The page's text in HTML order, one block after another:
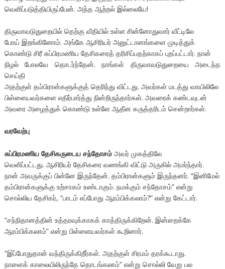
வெளிப்படுத்தியிருப்பேன். அந்த ஆற்றல் இல்லையே!
திருவாவடுதுறையில் தெற்கு வீதியில் உள்ள சின்னோதுவார் வீட்டிலே
போய் இறங்கினோம். அங்கே ஆசிரியர் அனுட்டானங்களை முடித்துக்
கொண்டு சிரீ சுப்பிரமணிய தேசிகரைத் தரிசிப்பதற்காகப் புறப்பட்டார். நான்
நிழல் போலவே தொடர்ந்தேன். நாங்கள் திருவாவடுதுறையை அடைந்த
செய்தி
அதற்குள் தம்பிரான்களுக்குத் தெரிந்து விட்டது. அவர்கள் மடத்து வாயிலிலே
பிள்ளையவர்களை எதிர்பார்த்து நின்றிருந்தார்கள். அவரைக் கண்டவுடன்
அவரை அழைத்துக் கொண்டு உள்ளே ஆதீன கருத்தரிடம் சென்றார்கள்.
வரவேற்பு
சுப்பிரமணிய தேசிகருடைய சந்தோசம்அவர் முகத்திலே
வெளிப்பட்டது. ஆசிரியர் தேசிகரை வணங்கி விட்டு அருகில் அமர்ந்தார்.
நான் அவருக்குப் பின்னே இருந்தேன். தம்பிரான்களும் இருந்தனர். “இனிமேல்
தம்பிரான்களுக்கு உற்சாகம் உண்டாகும். நமக்கும் சந்தோசம்” என்று
சொல்லிய தேசிகர், “பாடம் எப்போது ஆரம்பிக்கலாம்?” என்று கேட்டார்.
“சந்நிதானத்தின் உத்தரவுக்காகக் காத்திருக்கிறேன். இன்றைக்கே
ஆரம்பிக்கலாம்” என்று பிள்ளையவர்கள் கூறினார்.
“இப்போதுதான் வந்திருக்கிறீர்கள். அதற்குள் சிரமம் தரக்கூடாது.
நாளைக் காலையிலிருந்தே தொடங்கலாம்” என்று சொல்லி வேறு பல